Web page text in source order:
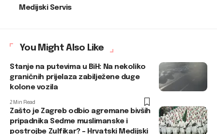
Medijski Servis
You Might Also Like
Stanje na putevima u BiH: Na nekoliko
graničnih prijelaza zabilježene duge
kolone vozila
2 Min Read
Zašto je Zagreb odbio agremane bivših
pripadnika Sedme muslimanske i
postrojbe Zulfikar? – Hrvatski Medijski